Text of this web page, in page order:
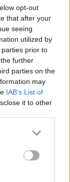
opt-out
that after your
seeing
utilized by
prior to
further
parties on the
may
IAB’s List of
it to other